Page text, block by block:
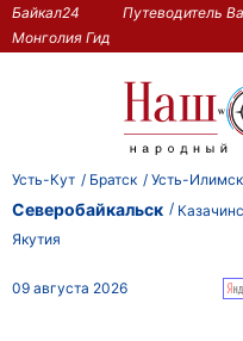
Байкал24 Путеводитель
Монголия Гид
Усть-Кут Братск Усть-Илимск
Северобайкальск
Якутия
09 августа 2026